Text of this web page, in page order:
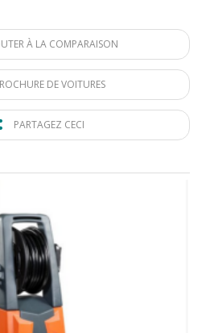
À LA COMPARAISON
DE VOITURES
PARTAGEZ CECI